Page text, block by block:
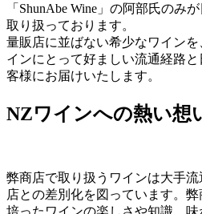
「ShunAbe Wine」の阿部氏のみ
取り扱っております。
量販店に並ばない希少なワイン
インにとって好ましい流通経路
客様にお届けいたします。
NZワインへの熱い想
弊商店で取り扱うワインは大手
店との差別化を図っています。
培ったワインの楽しさや知識、